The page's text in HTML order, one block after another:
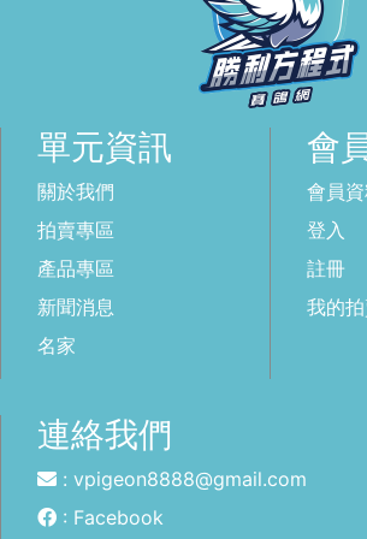
單元資訊
關於我們
拍賣專區
產品專區
新聞消息
名家
會
會員
登入
註冊
我的
連絡我們
: vpigeon8888@gmail.com
: Facebook